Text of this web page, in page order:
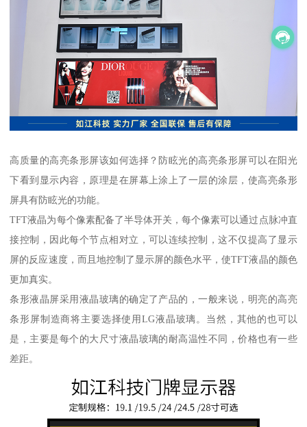
高质量的高亮条形屏该如何选择？防眩光的高亮条形屏可以在阳光
下看到显示内容，原理是在屏幕上涂上了一层的涂层，使高亮条形
屏具有防眩光的功能。
TFT液晶为每个像素配备了半导体开关，每个像素可以通过点脉冲直
接控制，因此每个节点相对立，可以连续控制，这不仅提高了显示
屏的反应速度，而且地控制了显示屏的颜色水平，使TFT液晶的颜色
更加真实。
条形液晶屏采用液晶玻璃的确定了产品的，一般来说，明亮的高亮
条形屏制造商将主要选择使用LG液晶玻璃。当然，其他的也可以
是，主要是每个的大尺寸液晶玻璃的耐高温性不同，价格也有一些
差距。